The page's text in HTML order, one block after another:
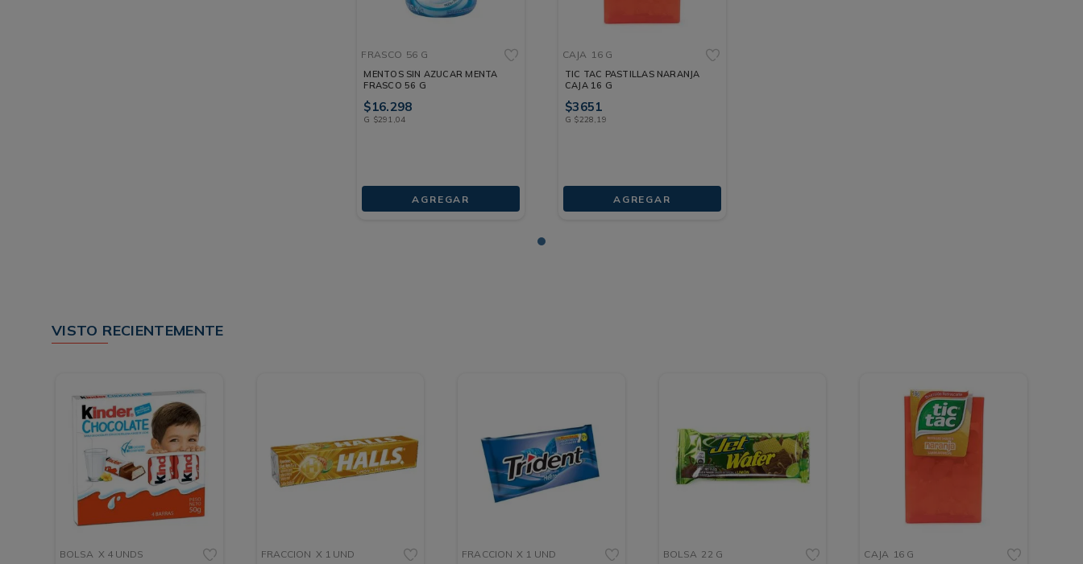
FRASCO 56 G
MENTOS SIN AZUCAR MENTA
FRASCO 56 G
$16.298
G $291,04
AGREGAR
CAJA 16 G
TIC TAC PASTILLAS NARANJA
CAJA 16 G
$3651
G $228,19
AGREGAR
VISTO RECIENTEMENTE
BOLSA X 4 UNDS FRACCION X 1 UND FRACCION X 1 UND BOLSA 22 G CAJA 16 G